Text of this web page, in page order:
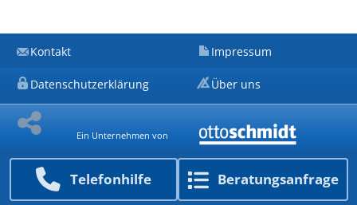
Telefon­hilfe Beratungs­anfrage
Kontakt Impressum
Datenschutzerklärung Über uns
Ein Unternehmen von